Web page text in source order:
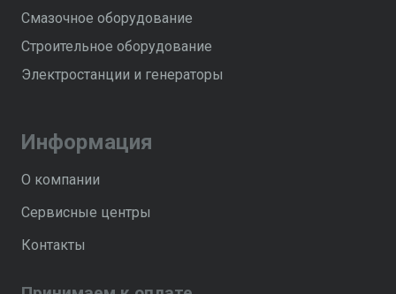
Смазочное оборудование
Строительное оборудование
Электростанции и генераторы
Информация
О компании
Сервисные центры
Контакты